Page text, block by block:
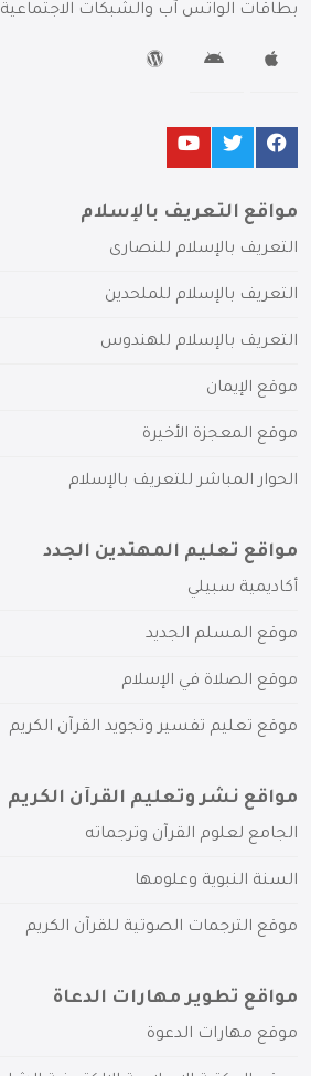
بطاقات الواتس آب والشبكات الاجتماعية
مواقع التعريف بالإسلام
التعريف بالإسلام للنصارى
التعريف بالإسلام للملحدين
التعريف بالإسلام للهندوس
موقع الإيمان
موقع المعجزة الأخيرة
الحوار المباشر للتعريف بالإسلام
مواقع تعليم المهتدين الجدد
أكاديمية سبيلي
موقع المسلم الجديد
موقع الصلاة في الإسلام
موقع تعليم تفسير وتجويد القرآن الكريم
مواقع نشر وتعليم القرآن الكريم
الجامع لعلوم القرآن وترجماته
السنة النبوية وعلومها
موقع الترجمات الصوتية للقرآن الكريم
مواقع تطوير مهارات الدعاة
موقع مهارات الدعوة